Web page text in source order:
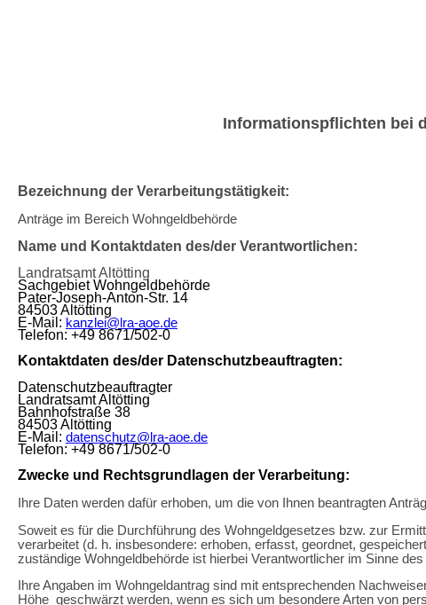
Informationspflichten bei
Bezeichnung der Verarbeitungstätigkeit:
Anträge im Bereich Wohngeldbehörde
Name und Kontaktdaten des/der Verantwortlichen:
Landratsamt Altötting
Sachgebiet Wohngeldbehörde
Pater-Joseph-Anton-Str. 14
84503 Altötting
E-Mail: kanzlei@lra-aoe.de
Telefon: +49 8671/502-0
Kontaktdaten des/der Datenschutzbeauftragten:
Datenschutzbeauftragter
Landratsamt Altötting
Bahnhofstraße 38
84503 Altötting
E-Mail: datenschutz@lra-aoe.de
Telefon: +49 8671/502-0
Zwecke und Rechtsgrundlagen der Verarbeitung:
Ihre Daten werden dafür erhoben, um die von Ihnen beantragten
Soweit es für die Durchführung des Wohngeldgesetzes bzw. zur
verarbeitet (d. h. insbesondere: erhoben, erfasst, geordnet,
zuständige Wohngeldbehörde ist hierbei Verantwortlicher im Sinne
Ihre Angaben im Wohngeldantrag sind mit entsprechenden
Höhe geschwärzt werden, wenn es sich um besondere Arten von